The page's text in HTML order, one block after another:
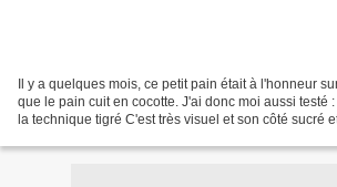
Il y a quelques mois, ce petit pain était à l'honneur
que le pain cuit en cocotte. J'ai donc moi aussi testé
la technique tigré C'est très visuel et son côté sucré